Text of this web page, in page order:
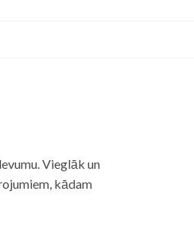
Vieglāk un
kādam